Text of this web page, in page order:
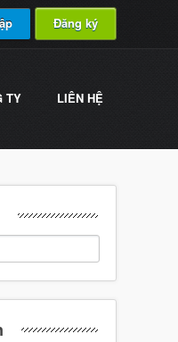
Đăng ký
TY LIÊN HỆ